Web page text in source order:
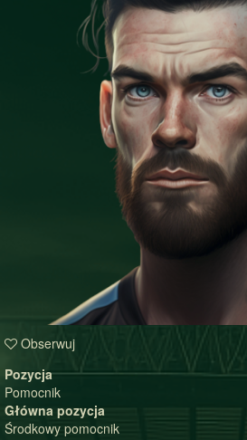
Obserwuj
Pozycja
Pomocnik
Główna pozycja
Środkowy pomocnik